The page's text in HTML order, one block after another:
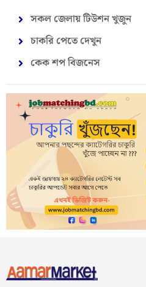
সকল জেলায় টিউশন খুজুন
চাকরি পেতে দেখুন
কেক শপ বিজনেস